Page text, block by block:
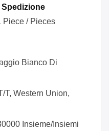
Spedizione
Piece / Pieces
Bianco Di
T, Western Union,
Insieme/insiemi